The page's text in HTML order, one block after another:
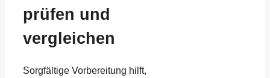
prüfen und
vergleichen
Sorgfältige Vorbereitung hilft,